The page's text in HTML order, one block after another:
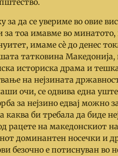
за да се увериме во овие
тоа имавме во минатото,
имаме сè до денес
татковина Македонија,
историска драма и
на нејзината
очи, се одвива една
за нејзино едвај можно
би трeбала да биде
рацете на македонскиот
доминантен носечки и
безочно е потиснуван во